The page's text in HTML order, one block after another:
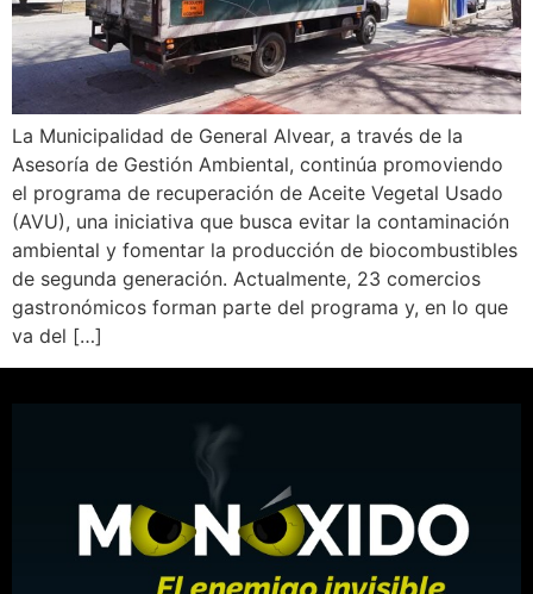
La Municipalidad de General Alvear, a través de la
Asesoría de Gestión Ambiental, continúa promoviendo
el programa de recuperación de Aceite Vegetal Usado
(AVU), una iniciativa que busca evitar la contaminación
ambiental y fomentar la producción de biocombustibles
de segunda generación. Actualmente, 23 comercios
gastronómicos forman parte del programa y, en lo que
va del […]